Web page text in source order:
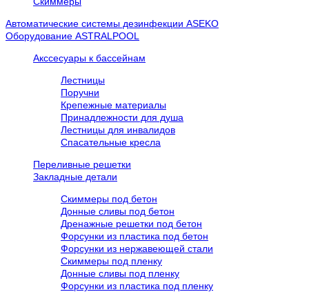
Автоматические системы дезинфекции ASEKO
Оборудование ASTRALPOOL
Акссесуары к бассейнам
Лестницы
Поручни
Крепежные материалы
Принадлежности для душа
Лестницы для инвалидов
Спасательные кресла
Переливные решетки
Закладные детали
Скиммеры под бетон
Донные сливы под бетон
Дренажные решетки под бетон
Форсунки из пластика под бетон
Форсунки из нержавеющей стали
Скиммеры под пленку
Донные сливы под пленку
Форсунки из пластика под пленку